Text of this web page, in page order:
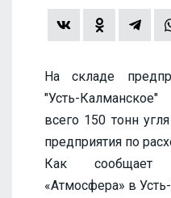
На складе
"Усть-
всего 150 тонн
предприятия по
Как сообщает
«Атмосфера» в